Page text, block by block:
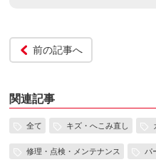
前の記事へ
関連記事
全て キズ・へこみ直し
修理・点検・メンテナンス パ